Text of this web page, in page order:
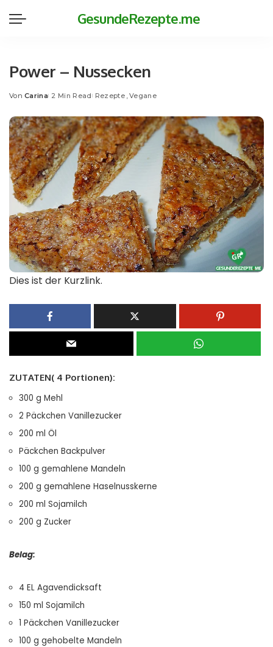
GesundeRezepte.me
Power – Nussecken
Posted
Von Carina 2 Min Read Rezepte Vegane
Dies ist der Kurzlink.
ZUTATEN( 4 Portionen):
300 g Mehl
2 Päckchen Vanillezucker
200 ml Öl
Päckchen Backpulver
100 g gemahlene Mandeln
200 g gemahlene Haselnusskerne
200 ml Sojamilch
200 g Zucker
Belag:
4 EL Agavendicksaft
150 ml Sojamilch
1 Päckchen Vanillezucker
100 g gehobelte Mandeln